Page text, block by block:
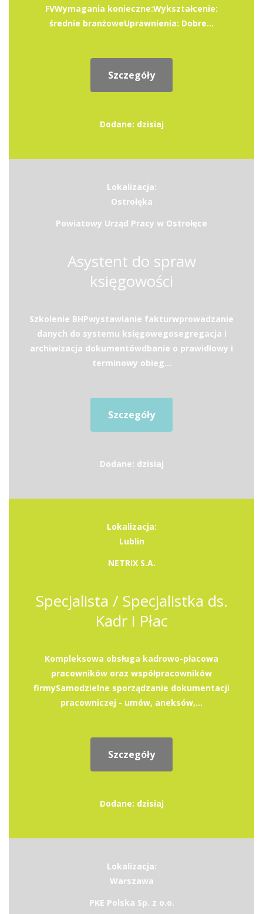
FVWymagania konieczne:Wykształcenie:
średnie branżoweUprawnienia: Dobre...
Szczegóły
Dodane: dzisiaj
Lokalizacja:
Ostrołęka
Powiatowy Urząd Pracy w Ostrołęce
Asystent do spraw
księgowości
Szkolenie BHPwystawianie fakturwprowadzanie
danych do systemu księgowegosegregacja i
archiwizacja dokumentówdbanie o prawidłowy i
terminowy obieg...
Szczegóły
Dodane: dzisiaj
Lokalizacja:
Lublin
NETRIX S.A.
Specjalista / Specjalistka ds.
Kadr i Płac
Kompleksowa obsługa kadrowo-płacowa
pracowników oraz współpracowników
firmySamodzielne sporządzanie dokumentacji
pracowniczej - umów, aneksów,...
Szczegóły
Dodane: dzisiaj
Lokalizacja:
Warszawa
PKE Polska Sp. z o.o.